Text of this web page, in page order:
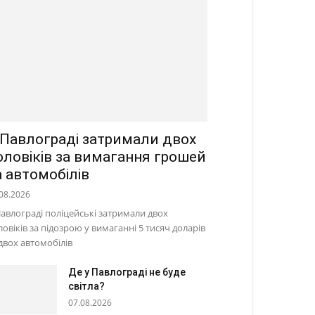
затримали двох
за вимагання грошей
автомобілів
поліцейські затримали двох
за підозрою у вимаганні 5 тисяч доларів
автомобілів
Де у Павлограді не буде
світла?
07.08.2026